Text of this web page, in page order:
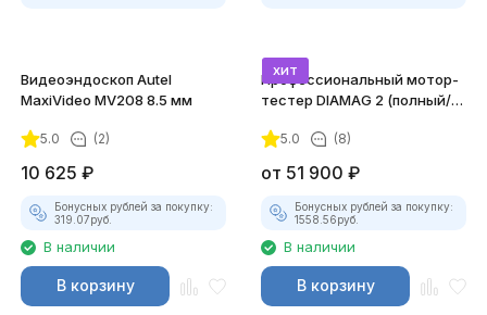
Видеоэндоскоп Autel
MaxiVideo MV208 8.5 мм
5.0 (2)
10 625 ₽
Бонусных рублей за покупку:
319.07руб.
В наличии
В корзину
хит
Профессиональный мотор-
тестер DIAMAG 2 (полный/
5.0 (8)
от 51 900 ₽
Бонусных рублей за покупку:
1558.56руб.
В наличии
В корзину